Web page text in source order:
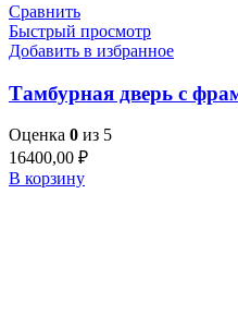
Сравнить
Быстрый просмотр
Добавить в избранное
Тамбурная дверь с
Оценка 0 из 5
16400,00 ₽
В корзину